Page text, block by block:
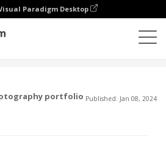
Paradigm Desktop
portfolio Published: Jan 08, 2024